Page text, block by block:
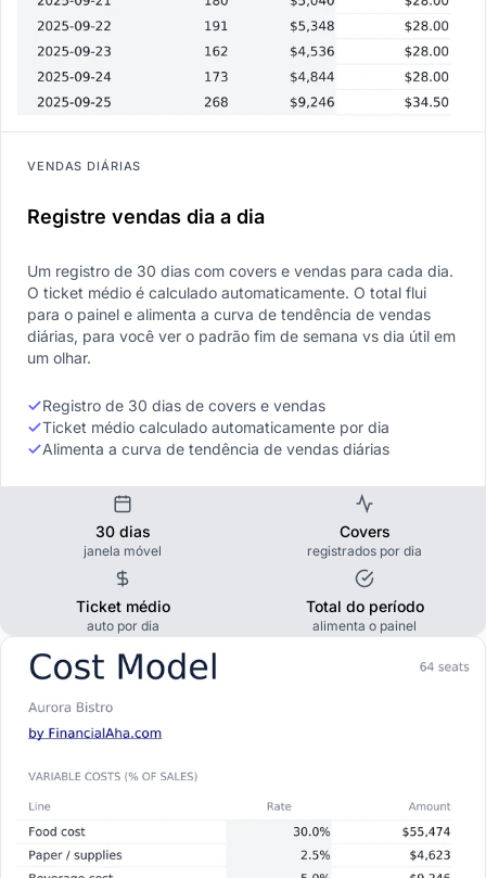
VENDAS DIÁRIAS
Registre vendas dia a dia
Um registro de 30 dias com covers e vendas para cada dia.
O ticket médio é calculado automaticamente. O total flui
para o painel e alimenta a curva de tendência de vendas
diárias, para você ver o padrão fim de semana vs dia útil em
um olhar.
Registro de 30 dias de covers e vendas
Ticket médio calculado automaticamente por dia
Alimenta a curva de tendência de vendas diárias
30 dias
janela móvel
Covers
registrados por dia
Ticket médio
auto por dia
Total do período
alimenta o painel